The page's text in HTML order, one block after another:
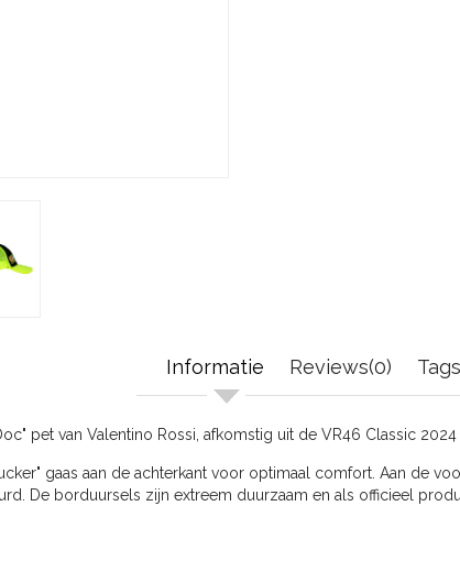
Informatie Reviews(0)
pet van Valentino Rossi, afkomstig uit de VR46 Classic
gaas aan de achterkant voor optimaal comfort. Aan de
De borduursels zijn extreem duurzaam en als officieel